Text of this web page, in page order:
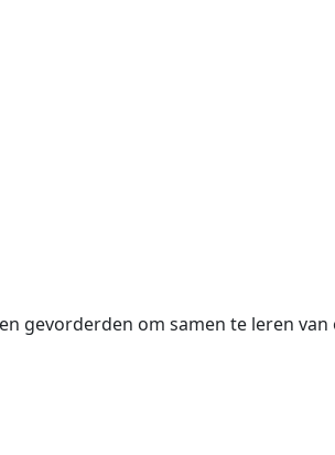
gevorderden om samen te leren van